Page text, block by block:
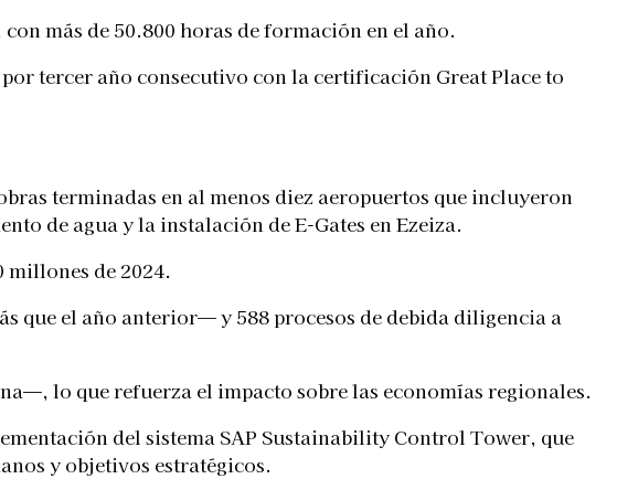
más de 50.800 horas de formación en el año.
tercer año consecutivo con la certificación Great Place to
terminadas en al menos diez aeropuertos que incluyeron
de agua y la instalación de E-Gates en Ezeiza.
de 2024.
que el año anterior— y 588 procesos de debida diligencia a
lo que refuerza el impacto sobre las economías regionales.
del sistema SAP Sustainability Control Tower, que
y objetivos estratégicos.